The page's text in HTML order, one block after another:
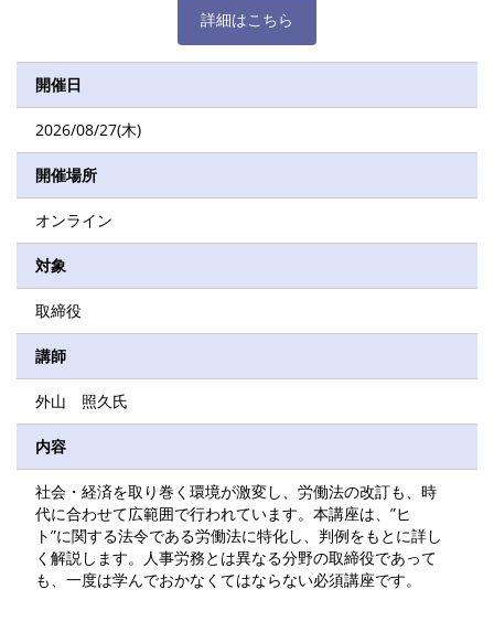
詳細はこちら
開催日
2026/08/27(木)
開催場所
オンライン
対象
取締役
講師
外山 照久氏
内容
社会・経済を取り巻く環境が激変し、労働法の改訂も、時
代に合わせて広範囲で行われています。本講座は、”ヒ
ト”に関する法令である労働法に特化し、判例をもとに詳し
く解説します。人事労務とは異なる分野の取締役であって
も、一度は学んでおかなくてはならない必須講座です。